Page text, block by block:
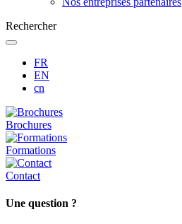
Rechercher
FR
EN
cn
Brochures
Formations
Contact
Une question ?